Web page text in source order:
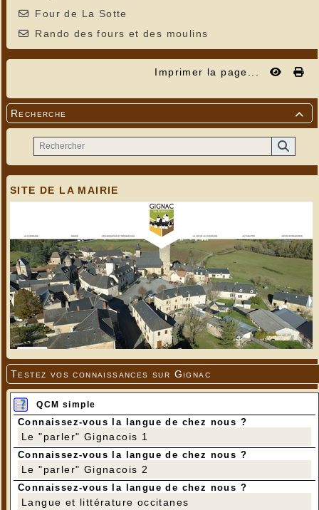
Four de La Sotte
Rando des fours et des moulins
Imprimer la page...

Recherche
SITE DE LA MAIRIE
Testez vos connaissances sur Gignac
QCM simple
Connaissez-vous la langue de chez nous ?
Le "parler" Gignacois 1
Connaissez-vous la langue de chez nous ?
Le "parler" Gignacois 2
Connaissez-vous la langue de chez nous ?
Langue et littérature occitanes